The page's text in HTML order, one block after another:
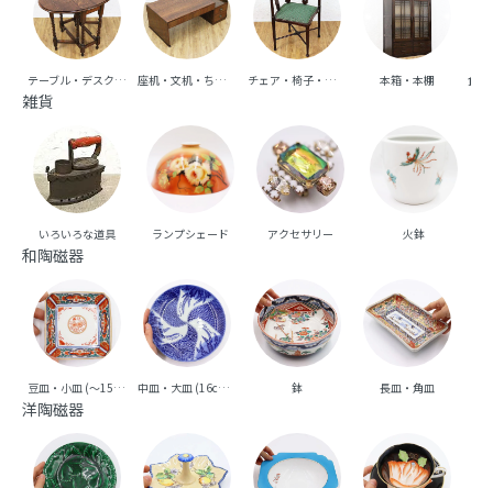
テーブル・デスク・机 座机・文机・ちゃぶ台 チェア・椅子・ベンチ・ソファ 本箱・本棚 食器
雑貨
いろいろな道具 ランプシェード アクセサリー 火鉢
和陶磁器
豆皿・小皿 (～15cm台) 中皿・大皿 (16cm台～) 鉢 長皿・角皿
洋陶磁器